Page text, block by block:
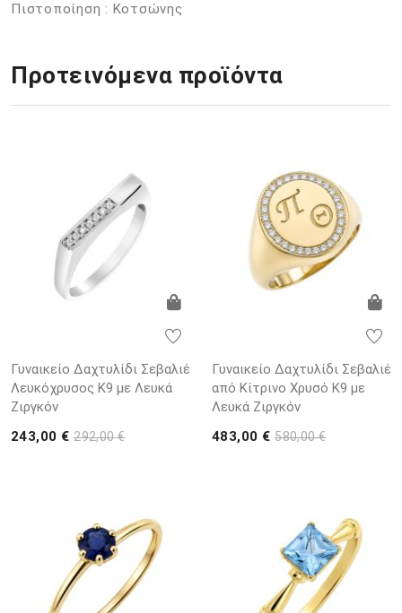
Πιστοποίηση : Κοτσώνης
Προτεινόμενα προϊόντα
Γυναικείο Δαχτυλίδι Σεβαλιέ
Λευκόχρυσος K9 με Λευκά
Ζιργκόν
243,00 €292,00 €
Γυναικείο Δαχτυλίδι Σεβαλιέ
από Κίτρινο Χρυσό K9 με
Λευκά Ζιργκόν
483,00 €580,00 €